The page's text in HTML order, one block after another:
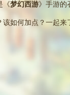
《梦幻西游》手游的
如何加点？一起来